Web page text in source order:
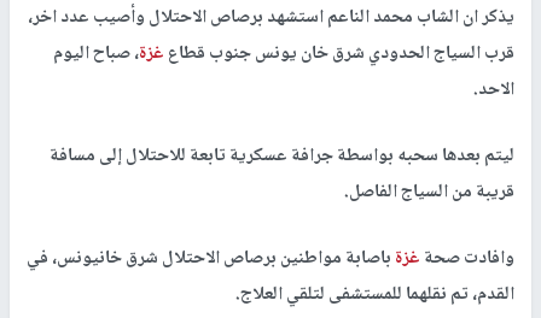
يذكر ان الشاب محمد الناعم استشهد برصاص الاحتلال وأصيب عدد اخر،
قرب السياج الحدودي شرق خان يونس جنوب قطاعغزة، صباح اليوم
الاحد.
ليتم بعدها سحبه بواسطة جرافة عسكرية تابعة للاحتلال إلى مسافة
قريبة من السياج الفاصل.
وافادت صحةغزةباصابة مواطنين برصاص الاحتلال شرق خانيونس، في
القدم، تم نقلهما للمستشفى لتلقي العلاج.